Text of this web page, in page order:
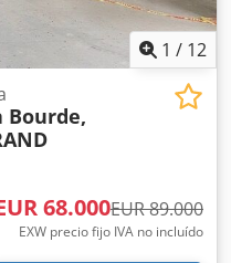
1 / 12
Bourde,
68.000EUR 89.000
EXW precio fijo IVA no incluído